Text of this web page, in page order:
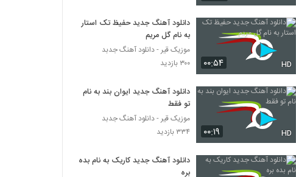
۳۳۳ بازدید
دانلود آهنگ جدید و زیبای سعید زینال با نام
عشق من
موزیک زیبای بارون بهاری از علیرضا فروزنده
۲۵۸ بازدید
Mehdi Modarres Foroupashi
۲۹۴ بازدید
۰۰:۵۴ HD
دانلود آهنگ جدید حفیظ تک استار
به نام گل مریم
موزیک قیر - دانلود آهنگ جدبد
۳۰۰ بازدید
۰۰:۱۹ HD
دانلود آهنگ جدید ایوان بند به نام
تو فقط
موزیک قیر - دانلود آهنگ جدبد
۳۳۴ بازدید
دانلود آهنگ جدید کاریک به نام بده
بره